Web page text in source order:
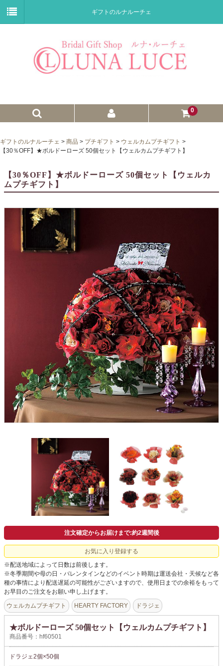
ギフトのルナルーチェ
0
プチギフト
ウェイトドール
子育て卒業証書
ウェルカムボード
クロックギフト
ペーパーアイテム
ブライダルバッグ
演出用品
内祝い 出産祝い
季節イベント特集
よくあるご質問
ドメイン指定受信について
無料サンプル・資料請求
お問合せ
ギフトのルナルーチェ > 商品 > プチギフト > ウェルカムプチギフト >
【30％OFF】★ボルドーローズ 50個セット【ウェルカムプチギフト】
【30％OFF】★ボルドーローズ 50個セット【ウェルカ
ムプチギフト】
注文確定からお届けまで:約2週間後
お気に入り登録する
※配送地域によって日数は前後します。
※冬季期間や母の日・バレンタインなどのイベント時期は運送会社・天候など各
種の事情により配送遅延の可能性がございますので、使用日までの余裕をもって
お早目のご注文をお願い申し上げます。
ウェルカムプチギフト HEARTY FACTORY ドラジェ
★ボルドーローズ 50個セット【ウェルカムプチギフト】
商品番号：hf60501
ドラジェ2個×50個